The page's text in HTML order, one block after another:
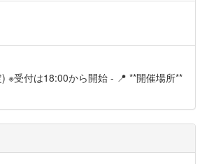
※受付は18:00から開始 - 📍 **開催場所**